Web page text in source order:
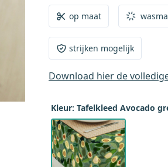
eigen creatief project,
worden. De randen
bestelproces de
op maat
strijken mogelijk
Download hier de
Kleur: Tafelkleed Avocado